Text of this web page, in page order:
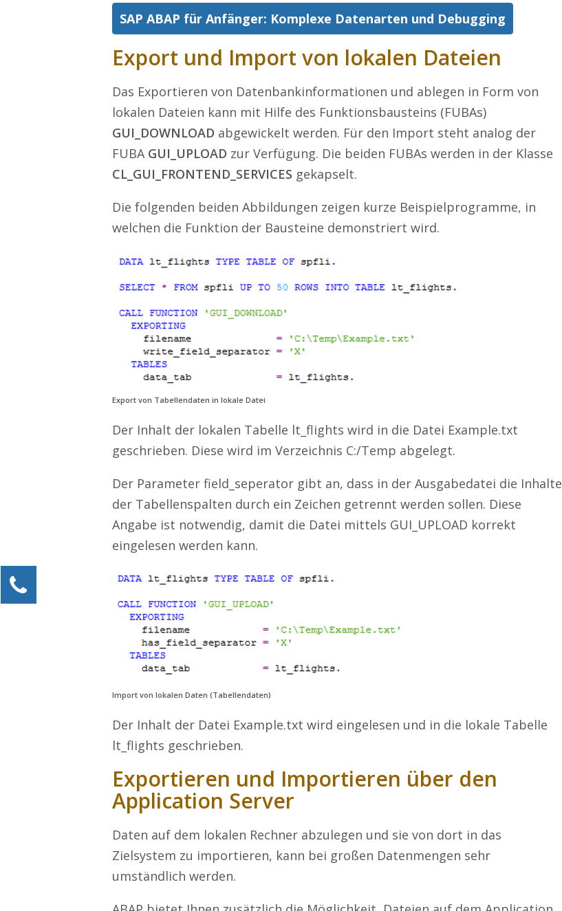
SAP ABAP für Anfänger: Komplexe Datenarten und Debugging
Export und Import von lokalen Dateien
Das Exportieren von Datenbankinformationen und ablegen in Form von
lokalen Dateien kann mit Hilfe des Funktionsbausteins (FUBAs)
GUI_DOWNLOAD abgewickelt werden. Für den Import steht analog der
FUBA GUI_UPLOAD zur Verfügung. Die beiden FUBAs werden in der Klasse
CL_GUI_FRONTEND_SERVICES gekapselt.
Die folgenden beiden Abbildungen zeigen kurze Beispielprogramme, in
welchen die Funktion der Bausteine demonstriert wird.
Export von Tabellendaten in lokale Datei
Der Inhalt der lokalen Tabelle lt_flights wird in die Datei Example.txt
geschrieben. Diese wird im Verzeichnis C:/Temp abgelegt.
Der Parameter field_seperator gibt an, dass in der Ausgabedatei die Inhalte
der Tabellenspalten durch ein Zeichen getrennt werden sollen. Diese
Angabe ist notwendig, damit die Datei mittels GUI_UPLOAD korrekt
eingelesen werden kann.
Import von lokalen Daten (Tabellendaten)
Der Inhalt der Datei Example.txt wird eingelesen und in die lokale Tabelle
lt_flights geschrieben.
Exportieren und Importieren über den
Application Server
Daten auf dem lokalen Rechner abzulegen und sie von dort in das
Zielsystem zu importieren, kann bei großen Datenmengen sehr
umständlich werden.
Kontaktieren Sie uns!
Alexander Kössner-Maier
Kundenservice
0211 946 285 72-15
Alexander.Koessner-Maier@erlebe-software.de
Ihre Anfrage